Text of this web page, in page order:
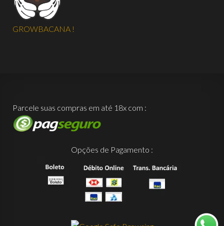
GROWBACANA !
Parcele suas compras em até 18x com :
Opções de Pagamento :